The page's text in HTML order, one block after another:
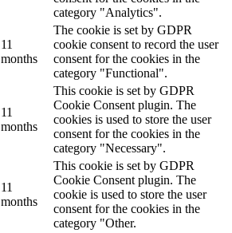
category "Analytics".
11
months
The cookie is set by GDPR
cookie consent to record the user
consent for the cookies in the
category "Functional".
11
months
This cookie is set by GDPR
Cookie Consent plugin. The
cookies is used to store the user
consent for the cookies in the
category "Necessary".
11
months
This cookie is set by GDPR
Cookie Consent plugin. The
cookie is used to store the user
consent for the cookies in the
category "Other.